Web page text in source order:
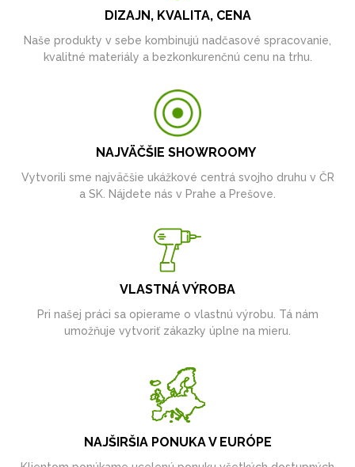
DIZAJN, KVALITA, CENA
Naše produkty v sebe kombinujú nadčasové spracovanie,
kvalitné materiály a bezkonkurenčnú cenu na trhu.
NAJVÄČŠIE SHOWROOMY
Vytvorili sme najväčšie ukážkové centrá svojho druhu v ČR
a SK. Nájdete nás v Prahe a Prešove.
VLASTNÁ VÝROBA
Pri našej práci sa opierame o vlastnú výrobu. Tá nám
umožňuje vytvoriť zákazky úplne na mieru.
NAJŠIRŠIA PONUKA V EURÓPE